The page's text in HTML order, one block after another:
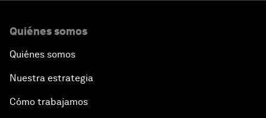
Quiénes somos
Quiénes somos
Nuestra estrategia
Cómo trabajamos